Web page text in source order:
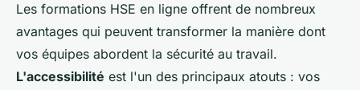
Les formations HSE en ligne offrent de nombreux
avantages qui peuvent transformer la manière dont
vos équipes abordent la sécurité au travail.
L'accessibilité est l'un des principaux atouts : vos